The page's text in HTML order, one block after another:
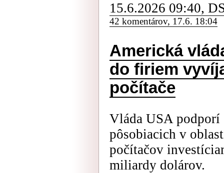
15.6.2026 09:40,
42 komentárov, 17.6. 18:04
Americká
do firiem
počítače
Vláda USA podporí
pôsobiacich v
počítačov
miliardy dolárov.